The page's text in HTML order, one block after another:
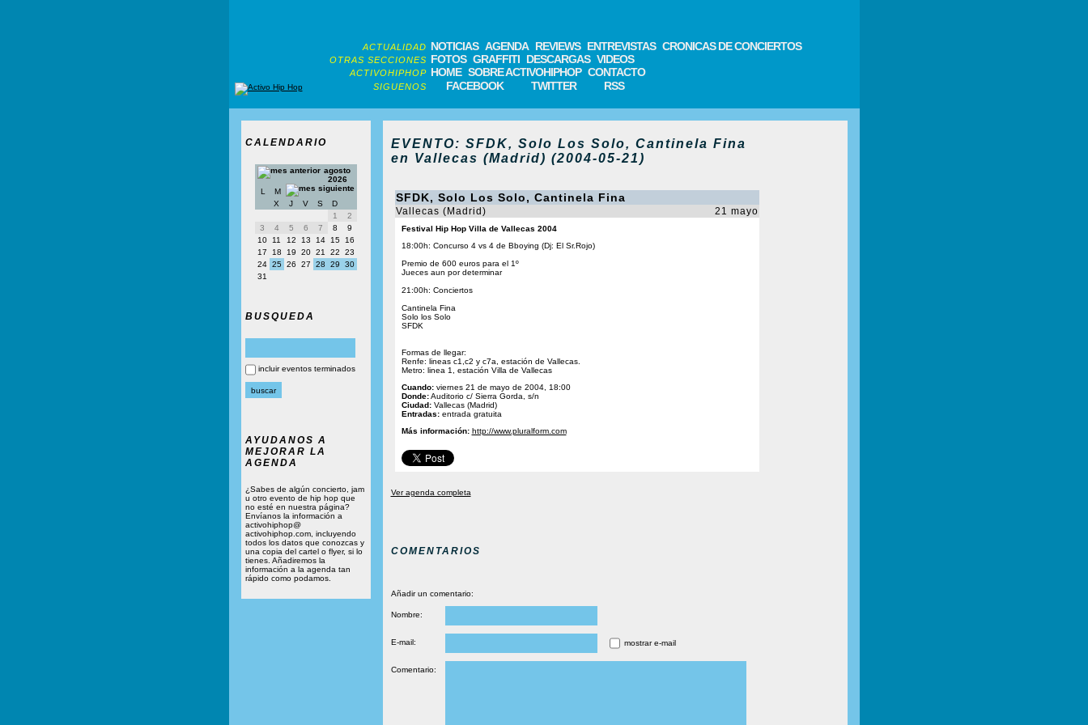
ACTUALIDAD NOTICIAS AGENDA REVIEWS ENTREVISTAS CRONICAS DE CONCIERTOS
OTRAS SECCIONES FOTOS GRAFFITI DESCARGAS VIDEOS
ACTIVOHIPHOP HOME SOBRE ACTIVOHIPHOP CONTACTO
SIGUENOS FACEBOOK TWITTER RSS
CALENDARIO
agosto
2026
L
M
X
J V S
D
1
2
3
4 5 6 7 8
9
10
11 12 13 14 15
16
17
18 19 20 21 22
23
24 25 26 27 28 29
30
31
BUSQUEDA
incluir eventos terminados
AYUDANOS A
MEJORAR LA
AGENDA
¿Sabes de algún concierto, jam
u otro evento de hip hop que
no esté en nuestra página?
Envíanos la información a
activohiphop@
activohiphop.com, incluyendo
todos los datos que conozcas y
una copia del cartel o flyer, si lo
tienes. Añadiremos la
información a la agenda tan
rápido como podamos.
EVENTO: SFDK, Solo Los Solo, Cantinela Fina
en Vallecas (Madrid) (2004-05-21)
SFDK, Solo Los Solo, Cantinela Fina
Vallecas (Madrid) 21 mayo
Festival Hip Hop Villa de Vallecas 2004
18:00h: Concurso 4 vs 4 de Bboying (Dj: El Sr.Rojo)
Premio de 600 euros para el 1º
Jueces aun por determinar
21:00h: Conciertos
Cantinela Fina
Solo los Solo
SFDK
Formas de llegar:
Renfe: lineas c1,c2 y c7a, estación de Vallecas.
Metro: linea 1, estación Villa de Vallecas
Cuando:viernes 21 de mayo de 2004, 18:00
Donde:Auditorio c/ Sierra Gorda, s/n
Ciudad:Vallecas (Madrid)
Entradas: entrada gratuita
Más información: http://www.pluralform.com
Ver agenda completa
COMENTARIOS
Añadir un comentario:
Nombre:
E-mail: mostrar e-mail
Comentario: